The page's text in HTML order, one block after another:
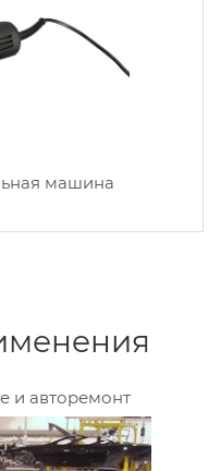
машина
и авторемонт